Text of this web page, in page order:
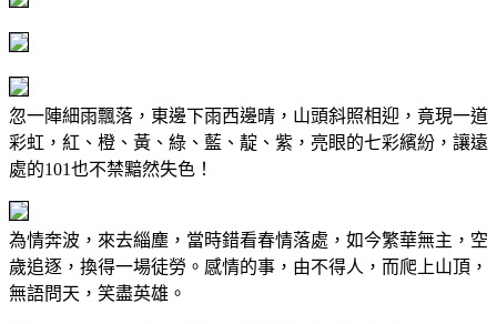
忽一陣細雨飄落，東邊下雨西邊晴，山頭斜照相迎，竟現一道
彩虹，紅、橙、黃、綠、藍、靛、紫，亮眼的七彩繽紛，讓遠
處的101也不禁黯然失色！
為情奔波，來去緇塵，當時錯看春情落處，如今繁華無主，空
歲追逐，換得一場徒勞。感情的事，由不得人，而爬上山頂，
無語問天，笑盡英雄。